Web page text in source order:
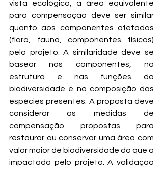
vista ecológico, a área equivalente
para compensação deve ser similar
quanto aos componentes afetados
(flora, fauna, componentes físicos)
pelo projeto. A similaridade deve se
basear nos componentes, na
estrutura e nas funções da
biodiversidade e na composição das
espécies presentes. A proposta deve
considerar as medidas de
compensação propostas para
restaurar ou conservar uma área com
valor maior de biodiversidade do que a
impactada pelo projeto. A validação